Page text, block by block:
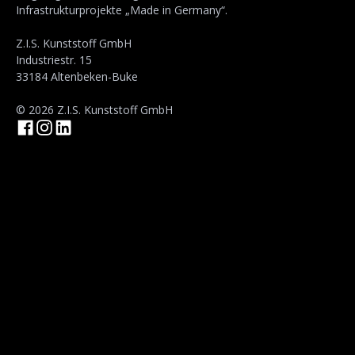
Infrastrukturprojekte „Made in Germany“.
Z.I.S. Kunststoff GmbH
Industriestr. 15
33184 Altenbeken-Buke
© 2026 Z.I.S. Kunststoff GmbH